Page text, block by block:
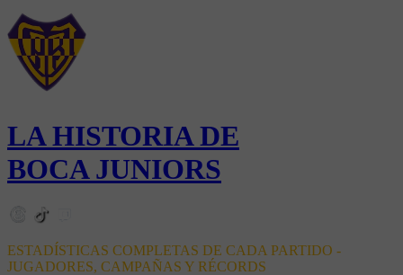
LA HISTORIA DE
BOCA JUNIORS
ESTADÍSTICAS COMPLETAS DE CADA PARTIDO -
JUGADORES, CAMPAÑAS Y RÉCORDS